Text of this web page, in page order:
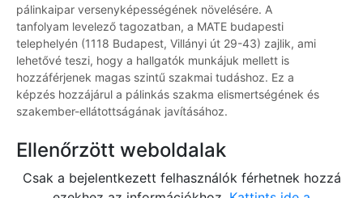
pálinkaipar versenyképességének növelésére. A
tanfolyam levelező tagozatban, a MATE budapesti
telephelyén (1118 Budapest, Villányi út 29-43) zajlik, ami
lehetővé teszi, hogy a hallgatók munkájuk mellett is
hozzáférjenek magas szintű szakmai tudáshoz. Ez a
képzés hozzájárul a pálinkás szakma elismertségének és
szakember-ellátottságának javításához.
Ellenőrzött weboldalak
Csak a bejelentkezett felhasználók férhetnek hozzá